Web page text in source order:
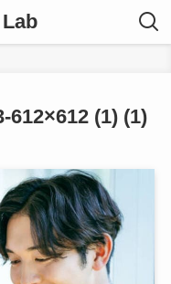
612×612 (1) (1)